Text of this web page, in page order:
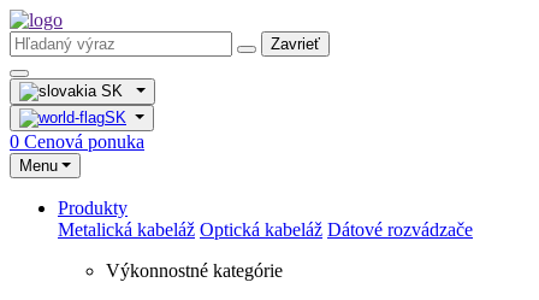
Zavrieť
SK
SK
0 Cenová ponuka
Menu
Produkty
Metalická kabeláž Optická kabeláž Dátové rozvádzače
Výkonnostné kategórie